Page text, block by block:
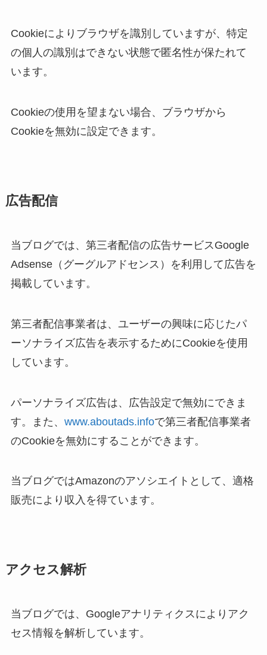
Cookieによりブラウザを識別していますが、特定
の個人の識別はできない状態で匿名性が保たれて
います。
Cookieの使用を望まない場合、ブラウザから
Cookieを無効に設定できます。
広告配信
当ブログでは、第三者配信の広告サービスGoogle
Adsense（グーグルアドセンス）を利用して広告を
掲載しています。
第三者配信事業者は、ユーザーの興味に応じたパ
ーソナライズ広告を表示するためにCookieを使用
しています。
パーソナライズ広告は、広告設定で無効にできま
す。また、 www.aboutads.infoで第三者配信事業者
のCookieを無効にすることができます。
当ブログではAmazonのアソシエイトとして、適格
販売により収入を得ています。
アクセス解析
当ブログでは、Googleアナリティクスによりアク
セス情報を解析しています。